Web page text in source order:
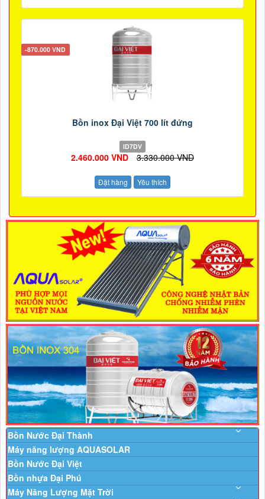
-870.000 VND
Bồn inox Đại Việt 700 lít đứng
ID7DV
2.460.000 VND 3.330.000 VND
Đặt hàng Yêu thích
Bồn Nước Đại Thành
Máy năng lượng AQUASOLAR
Bồn Nước Đại Việt
Bồn nhựa Đại Phú
Máy Năng Lượng Mặt Trời